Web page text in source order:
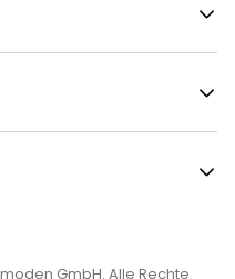
GmbH. Alle Rechte